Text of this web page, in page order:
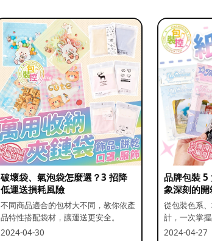
破壞袋、氣泡袋怎麼選？3 招降
低運送損耗風險
不同商品適合的包材大不同，教你依產
品特性搭配袋材，讓運送更安全。
2024-04-30
品牌包裝 5
象深刻的
從包裝色系
計，一次掌
2024-04-27